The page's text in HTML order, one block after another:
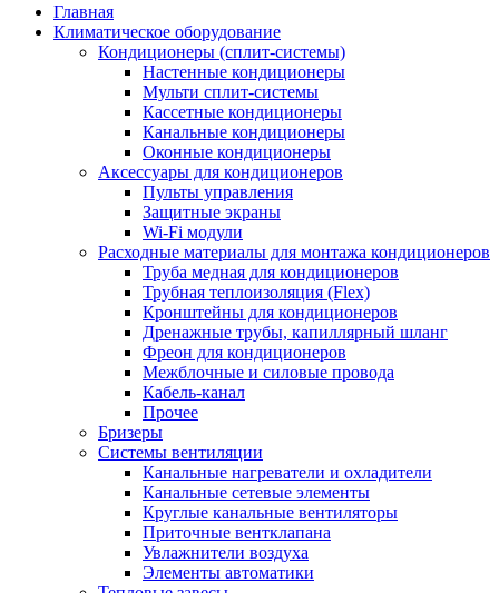
Главная
Климатическое оборудование
Кондиционеры (сплит-системы)
Настенные кондиционеры
Мульти сплит-системы
Кассетные кондиционеры
Канальные кондиционеры
Оконные кондиционеры
Аксессуары для кондиционеров
Пульты управления
Защитные экраны
Wi-Fi модули
Расходные материалы для монтажа кондиционеров
Труба медная для кондиционеров
Трубная теплоизоляция (Flex)
Кронштейны для кондиционеров
Дренажные трубы, капиллярный шланг
Фреон для кондиционеров
Межблочные и силовые провода
Кабель-канал
Прочее
Бризеры
Системы вентиляции
Канальные нагреватели и охладители
Канальные сетевые элементы
Круглые канальные вентиляторы
Приточные вентклапана
Увлажнители воздуха
Элементы автоматики